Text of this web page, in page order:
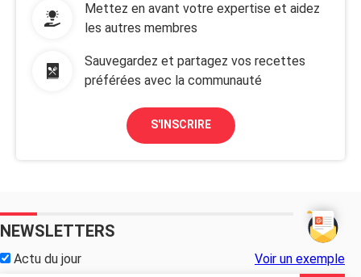
Mettez en avant votre expertise et aidez
les autres membres
Sauvegardez et partagez vos recettes
préférées avec la communauté
S'INSCRIRE
NEWSLETTERS
Actu du jour Voir un exemple